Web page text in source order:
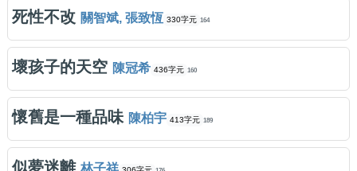
死性不改 關智斌, 張致恆 330字元 164
壞孩子的天空 陳冠希 436字元 160
懷舊是一種品味 陳柏宇 413字元 189
似夢迷離 林子祥